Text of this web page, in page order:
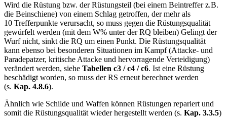
Wird die Rüstung bzw. der Rüstungsteil (bei einem Beintreffer z.B.
die Beinschiene) von einem Schlag getroffen, der mehr als
10 Trefferpunkte verursacht, so muss gegen die Rüstungsqualität
gewürfelt werden (mit dem W% unter der RQ bleiben) Gelingt der
Wurf nicht, sinkt die RQ um einen Punkt. Die Rüstungsqualität
kann ebenso bei besonderen Situationen im Kampf (Attacke­- und
Paradepatzer, kritische Attacke und hervorragende Verteidigung)
verändert werden, siehe Tabellen c3 / c4 / c6. Ist eine Rüstung
beschädigt worden, so muss der RS erneut berechnet werden
(s. Kap. 4.8.6).
Ähnlich wie Schilde und Waffen können Rüstungen repariert und
somit die Rüstungsqualität wieder hergestellt werden (s. Kap. 3.3.5)